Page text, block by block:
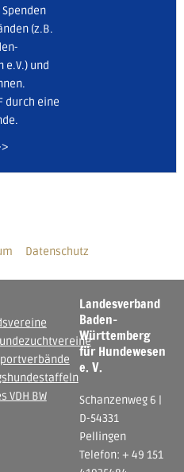
(z.B.
e.V.) und
durch eine
Datenschutz
VDH BW
Landesverband
Baden-
Württemberg
für Hundewesen
e. V.
Schanzenweg 6 |
D-54331
Pellingen
Telefon: + 49 151